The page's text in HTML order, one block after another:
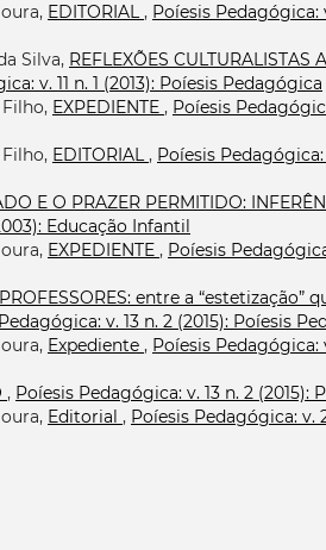
EDITORIAL, Poíesis Pedagógica:
Silva, REFLEXÕES CULTURALISTAS
v. 11 n. 1 (2013): Poíesis Pedagógica
EXPEDIENTE , Poíesis
EDITORIAL, Poíesis Pedagógica:
E O PRAZER PERMITIDO:
Educação Infantil
EXPEDIENTE , Poíesis
entre a “estetização”
v. 13 n. 2 (2015): Poíesis
Expediente , Poíesis Pedagógica:
, Poíesis Pedagógica: v. 13 n. 2 (2015):
Editorial , Poíesis Pedagógica: v.